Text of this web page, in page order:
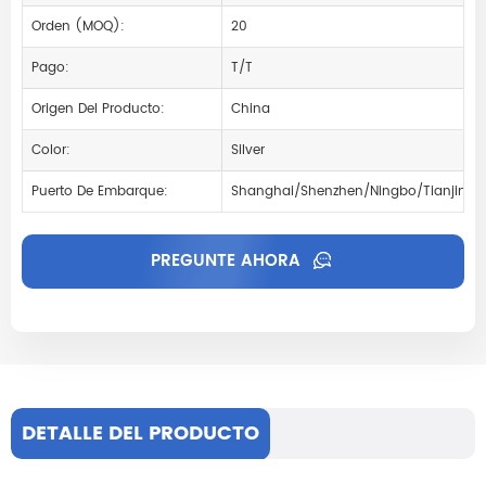
Orden (MOQ):
20
Pago:
T/T
Origen Del Producto:
China
Color:
Silver
Puerto De Embarque:
Shanghai/Shenzhen/Ningbo/Tianjin
PREGUNTE AHORA
DETALLE DEL PRODUCTO